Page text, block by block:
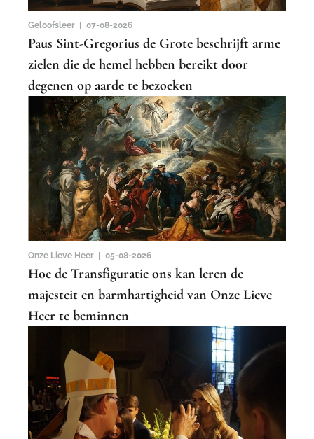
Geloofsleer | 07-08-2026
Paus Sint-Gregorius de Grote beschrijft arme
zielen die de hemel hebben bereikt door
degenen op aarde te bezoeken
Onze Lieve Heer | 05-08-2026
Hoe de Transfiguratie ons kan leren de
majesteit en barmhartigheid van Onze Lieve
Heer te beminnen